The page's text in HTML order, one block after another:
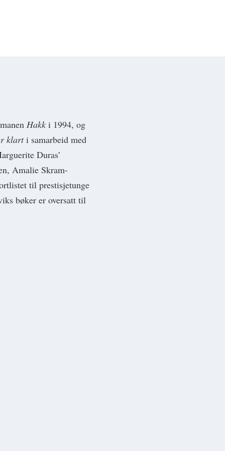
Hakk i 1994, og
klarti samarbeid med
Duras’
Amalie Skram-
til prestisjetunge
bøker er oversatt til